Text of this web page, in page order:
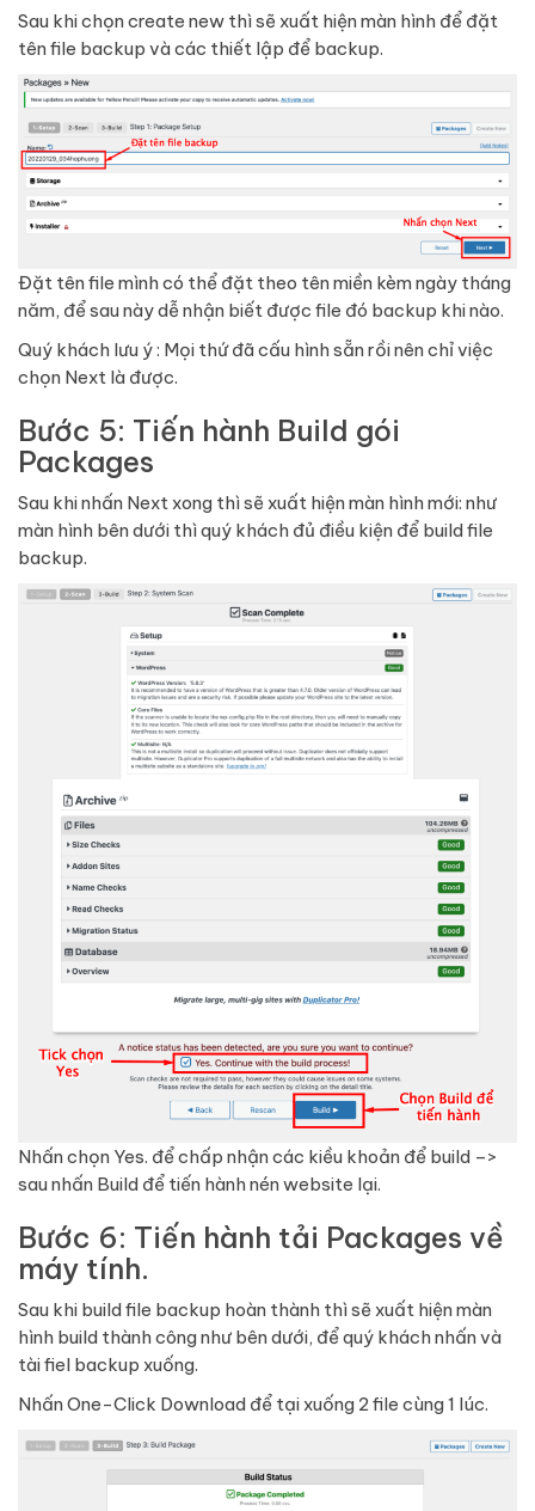
Sau khi chọn create new thì sẽ xuất hiện màn hình để đặt
tên file backup và các thiết lập để backup.
Đặt tên file mình có thể đặt theo tên miền kèm ngày tháng
năm, để sau này dễ nhận biết được file đó backup khi nào.
Quý khách lưu ý : Mọi thứ đã cấu hình sẵn rồi nên chỉ việc
chọn Next là được.
Bước 5: Tiến hành Build gói
Packages
Sau khi nhấn Next xong thì sẽ xuất hiện màn hình mới: như
màn hình bên dưới thì quý khách đủ điều kiện để build file
backup.
Nhấn chọn Yes. để chấp nhận các kiều khoản để build –>
sau nhấn Build để tiến hành nén website lại.
Bước 6: Tiến hành tải Packages về
máy tính.
Sau khi build file backup hoàn thành thì sẽ xuất hiện màn
hình build thành công như bên dưới, để quý khách nhấn và
tài fiel backup xuống.
Nhấn One-Click Download để tại xuống 2 file cùng 1 lúc.